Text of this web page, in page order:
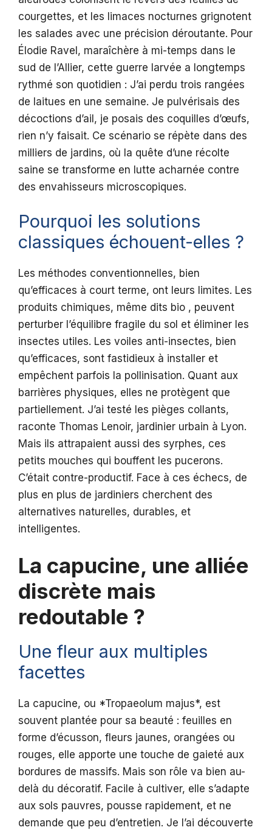
courgettes, et les limaces nocturnes grignotent
les salades avec une précision déroutante. Pour
Élodie Ravel, maraîchère à mi-temps dans le
sud de l’Allier, cette guerre larvée a longtemps
rythmé son quotidien : J’ai perdu trois rangées
de laitues en une semaine. Je pulvérisais des
décoctions d’ail, je posais des coquilles d’œufs,
rien n’y faisait. Ce scénario se répète dans des
milliers de jardins, où la quête d’une récolte
saine se transforme en lutte acharnée contre
des envahisseurs microscopiques.
Pourquoi les solutions
classiques échouent-elles ?
Les méthodes conventionnelles, bien
qu’efficaces à court terme, ont leurs limites. Les
produits chimiques, même dits bio , peuvent
perturber l’équilibre fragile du sol et éliminer les
insectes utiles. Les voiles anti-insectes, bien
qu’efficaces, sont fastidieux à installer et
empêchent parfois la pollinisation. Quant aux
barrières physiques, elles ne protègent que
partiellement. J’ai testé les pièges collants,
raconte Thomas Lenoir, jardinier urbain à Lyon.
Mais ils attrapaient aussi des syrphes, ces
petits mouches qui bouffent les pucerons.
C’était contre-productif. Face à ces échecs, de
plus en plus de jardiniers cherchent des
alternatives naturelles, durables, et
intelligentes.
La capucine, une alliée
discrète mais
redoutable ?
Une fleur aux multiples
facettes
La capucine, ou *Tropaeolum majus*, est
souvent plantée pour sa beauté : feuilles en
forme d’écusson, fleurs jaunes, orangées ou
rouges, elle apporte une touche de gaieté aux
bordures de massifs. Mais son rôle va bien au-
delà du décoratif. Facile à cultiver, elle s’adapte
aux sols pauvres, pousse rapidement, et ne
demande que peu d’entretien. Je l’ai découverte